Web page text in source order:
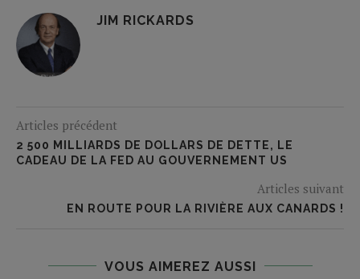
JIM RICKARDS
Articles précédent
2 500 MILLIARDS DE DOLLARS DE DETTE, LE
CADEAU DE LA FED AU GOUVERNEMENT US
Articles suivant
EN ROUTE POUR LA RIVIÈRE AUX CANARDS !
VOUS AIMEREZ AUSSI